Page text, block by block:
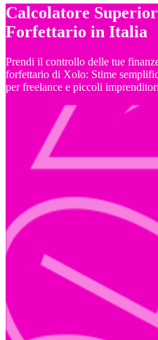
Calcolatore
Forfettario in Italia
Prendi il controllo delle tue
forfettario di Xolo: Stime
per freelance e piccoli